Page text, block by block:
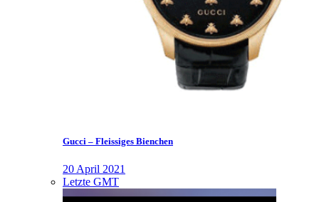
Gucci – Fleissiges Bienchen
20 April 2021
Letzte GMT